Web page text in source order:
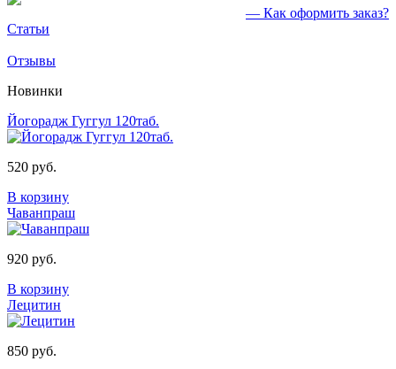
— Как оформить заказ?
Статьи
Отзывы
Новинки
Йогорадж Гуггул 120таб.
520 руб.
В корзину
Чаванпраш
920 руб.
В корзину
Лецитин
850 руб.